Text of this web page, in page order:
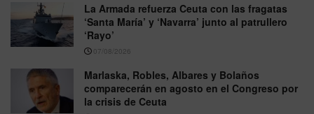
La Armada refuerza Ceuta con las fragatas
‘Santa María’ y ‘Navarra’ junto al patrullero
‘Rayo’
07/08/2026
Marlaska, Robles, Albares y Bolaños
comparecerán en agosto en el Congreso por
la crisis de Ceuta